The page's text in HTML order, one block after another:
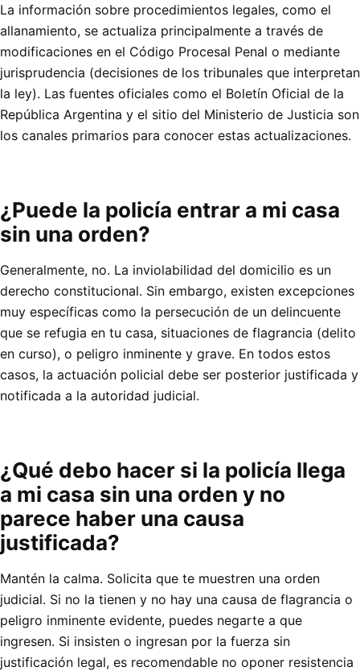
La información sobre procedimientos legales, como el
allanamiento, se actualiza principalmente a través de
modificaciones en el Código Procesal Penal o mediante
jurisprudencia (decisiones de los tribunales que interpretan
la ley). Las fuentes oficiales como el Boletín Oficial de la
República Argentina y el sitio del Ministerio de Justicia son
los canales primarios para conocer estas actualizaciones.
¿Puede la policía entrar a mi casa
sin una orden?
Generalmente, no. La inviolabilidad del domicilio es un
derecho constitucional. Sin embargo, existen excepciones
muy específicas como la persecución de un delincuente
que se refugia en tu casa, situaciones de flagrancia (delito
en curso), o peligro inminente y grave. En todos estos
casos, la actuación policial debe ser posterior justificada y
notificada a la autoridad judicial.
¿Qué debo hacer si la policía llega
a mi casa sin una orden y no
parece haber una causa
justificada?
Mantén la calma. Solicita que te muestren una orden
judicial. Si no la tienen y no hay una causa de flagrancia o
peligro inminente evidente, puedes negarte a que
ingresen. Si insisten o ingresan por la fuerza sin
justificación legal, es recomendable no oponer resistencia